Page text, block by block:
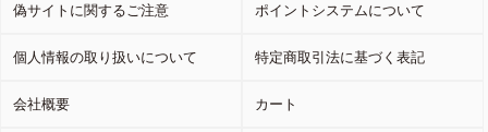
偽サイトに関するご注意 ポイントシステムについて
個人情報の取り扱いについて 特定商取引法に基づく表記
会社概要 カート